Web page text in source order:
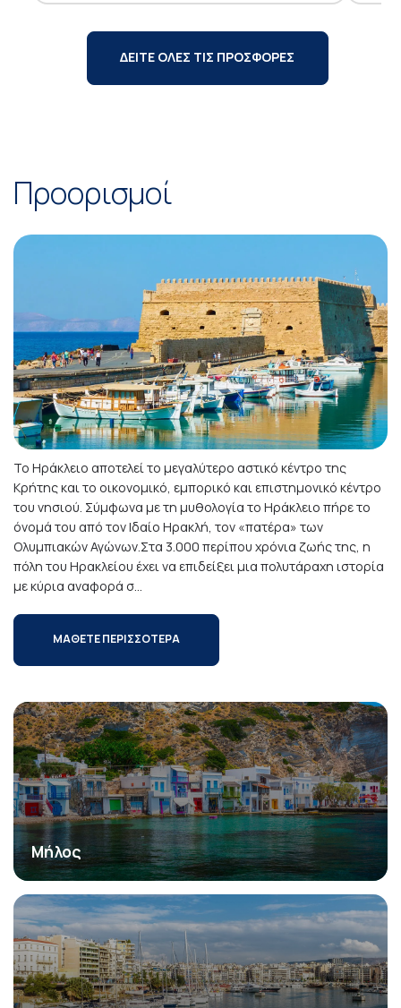
ΔΕΙΤΕ ΟΛΕΣ ΤΙΣ ΠΡΟΣΦΟΡΕΣ
Προορισμοί
Το Ηράκλειο αποτελεί το μεγαλύτερο αστικό κέντρο της
Κρήτης και το οικονομικό, εμπορικό και επιστημονικό κέντρο
του νησιού. Σύμφωνα με τη μυθολογία το Ηράκλειο πήρε το
όνομά του από τον Ιδαίο Ηρακλή, τον «πατέρα» των
Ολυμπιακών Αγώνων.Στα 3.000 περίπου χρόνια ζωής της, η
πόλη του Ηρακλείου έχει να επιδείξει μια πολυτάραχη ιστορία
με κύρια αναφορά σ...
ΜΑΘΕΤΕ ΠΕΡΙΣΣΟΤΕΡΑ
Μήλος